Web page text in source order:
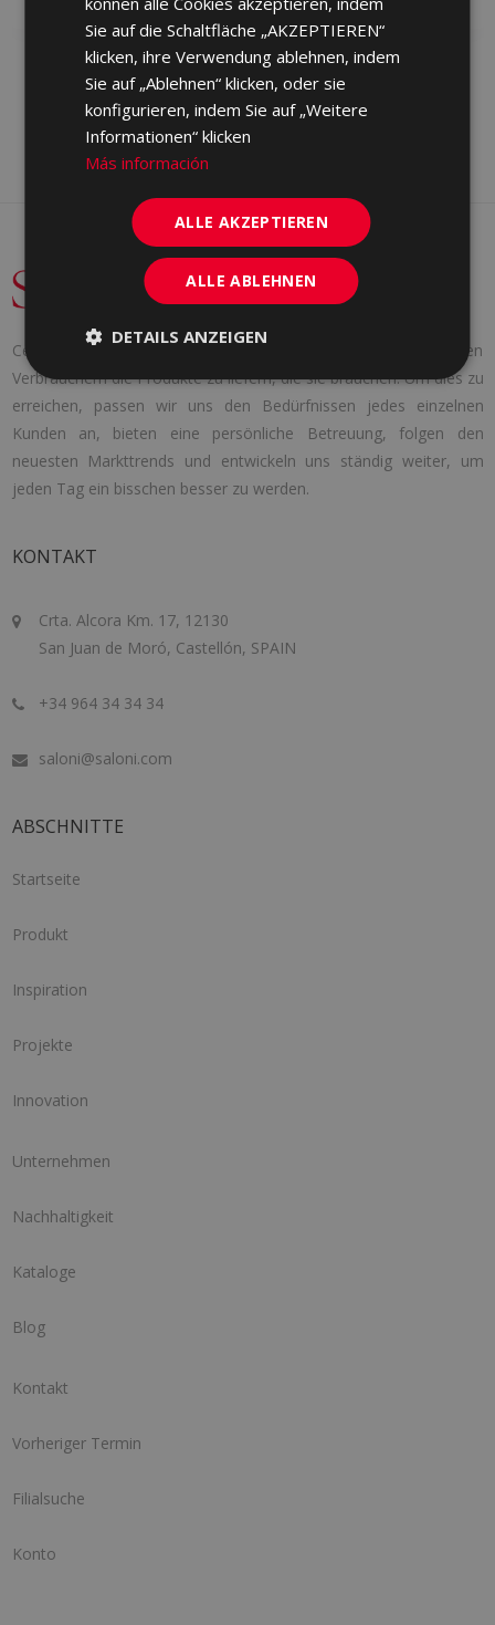
Cerámica Saloni wurde 1971 mit einer klaren Idee gegründet: den
Verbrauchern die Produkte zu liefern, die sie brauchen. Um dies zu
erreichen, passen wir uns den Bedürfnissen jedes einzelnen
Kunden an, bieten eine persönliche Betreuung, folgen den
neuesten Markttrends und entwickeln uns ständig weiter, um
jeden Tag ein bisschen besser zu werden.
KONTAKT
Crta. Alcora Km. 17, 12130
San Juan de Moró, Castellón, SPAIN
+34 964 34 34 34
saloni@saloni.com
ABSCHNITTE
Startseite
Produkt
Inspiration
Projekte
Innovation
Unternehmen
Nachhaltigkeit
Kataloge
Blog
Kontakt
Vorheriger Termin
Filialsuche
Konto
Sie auf die Schaltfläche „AKZEPTIEREN“
klicken, ihre Verwendung ablehnen, indem
Sie auf „Ablehnen“ klicken, oder sie
konfigurieren, indem Sie auf „Weitere
Informationen“ klicken
Más información
ALLE AKZEPTIEREN
ALLE ABLEHNEN
DETAILS ANZEIGEN